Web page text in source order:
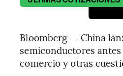
Bloomberg — China
semiconductores
comercio y otras